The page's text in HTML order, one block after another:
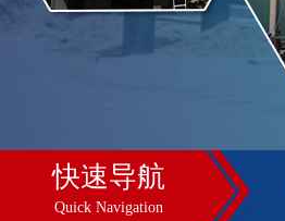
快速导航
Quick Navigation